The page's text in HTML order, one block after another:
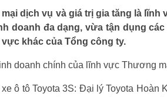
dịch vụ và giá trị gia tăng là
doanh đa dạng, vừa tận dụng
khác của Tổng công ty.
doanh chính của lĩnh vực Thương
ô tô Toyota 3S: Đại lý Toyota Hoàn